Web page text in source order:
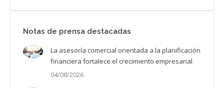
Notas de prensa destacadas
La asesoría comercial orientada a la planificación
financiera fortalece el crecimiento empresarial
04/08/2026